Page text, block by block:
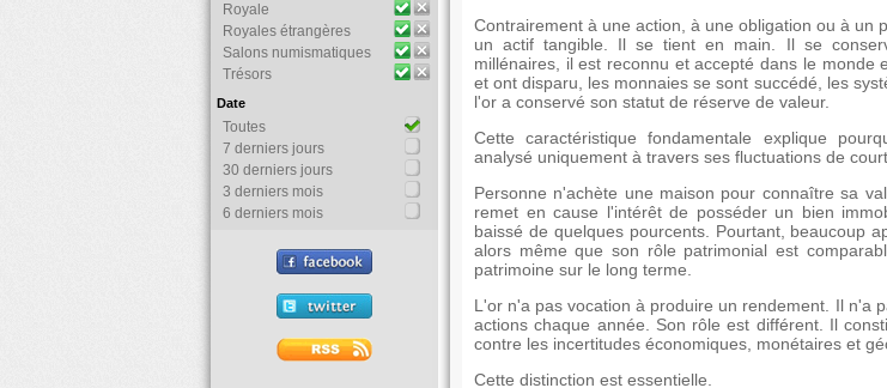
Royale
Royales étrangères
Salons numismatiques
Trésors
Date
Toutes
7 derniers jours
30 derniers jours
3 derniers mois
6 derniers mois
Contrairement à une action, à une obligation ou à un
un actif tangible. Il se tient en main. Il se
millénaires, il est reconnu et accepté dans le monde
et ont disparu, les monnaies se sont succédé, les
l'or a conservé son statut de réserve de valeur.
Cette caractéristique fondamentale explique
analysé uniquement à travers ses fluctuations de
Personne n'achète une maison pour connaître sa
remet en cause l'intérêt de posséder un bien
baissé de quelques pourcents. Pourtant, beaucoup
alors même que son rôle patrimonial est
patrimoine sur le long terme.
L'or n'a pas vocation à produire un rendement. Il n'a
actions chaque année. Son rôle est différent. Il
contre les incertitudes économiques, monétaires et
Cette distinction est essentielle.